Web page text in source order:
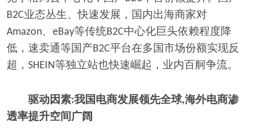
B2C业态丛生、快速发展，国内出海商家对
Amazon、eBay等传统B2C中心化巨头依赖程度降
低，速卖通等国产B2C平台在多国市场份额实现反
超，SHEIN等独立站也快速崛起，业内百舸争流。
驱动因素:我国电商发展领先全球,海外电商渗
透率提升空间广阔